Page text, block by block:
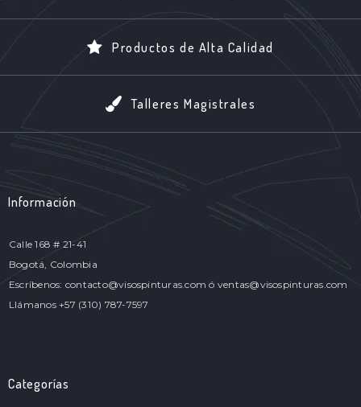
Productos de Alta Calidad
Talleres Magistrales
Información
Calle 168 # 21-41
Bogotá, Colombia
Escríbenos: contacto@visospinturas.com ó ventas@visospinturas.com
Llámanos +57 (310) 787-7597
Categorías